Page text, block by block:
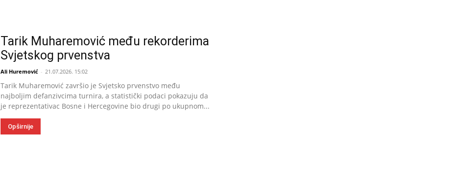
Tarik Muharemović među rekorderima
Svjetskog prvenstva
Ali Huremović - 21.07.2026. 15:02
Tarik Muharemović završio je Svjetsko prvenstvo među
najboljim defanzivcima turnira, a statistički podaci pokazuju da
je reprezentativac Bosne i Hercegovine bio drugi po ukupnom...
Opširnije